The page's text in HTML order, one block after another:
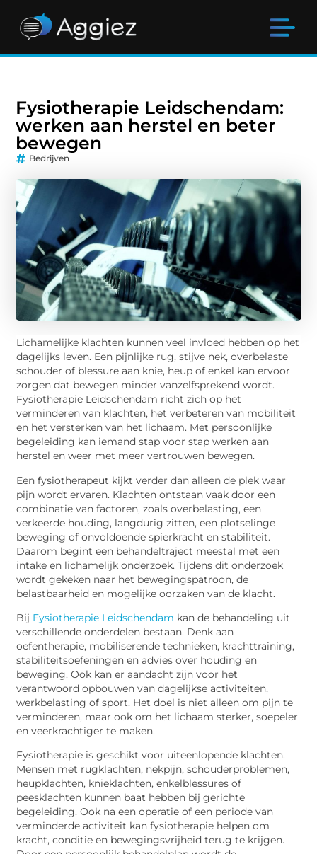
Fysiotherapie Leidschendam:
werken aan herstel en beter
bewegen
Bedrijven
Lichamelijke klachten kunnen veel invloed hebben op het
dagelijks leven. Een pijnlijke rug, stijve nek, overbelaste
schouder of blessure aan knie, heup of enkel kan ervoor
zorgen dat bewegen minder vanzelfsprekend wordt.
Fysiotherapie Leidschendam richt zich op het
verminderen van klachten, het verbeteren van mobiliteit
en het versterken van het lichaam. Met persoonlijke
begeleiding kan iemand stap voor stap werken aan
herstel en weer met meer vertrouwen bewegen.
Een fysiotherapeut kijkt verder dan alleen de plek waar
pijn wordt ervaren. Klachten ontstaan vaak door een
combinatie van factoren, zoals overbelasting, een
verkeerde houding, langdurig zitten, een plotselinge
beweging of onvoldoende spierkracht en stabiliteit.
Daarom begint een behandeltraject meestal met een
intake en lichamelijk onderzoek. Tijdens dit onderzoek
wordt gekeken naar het bewegingspatroon, de
belastbaarheid en mogelijke oorzaken van de klacht.
Bij Fysiotherapie Leidschendam kan de behandeling uit
verschillende onderdelen bestaan. Denk aan
oefentherapie, mobiliserende technieken, krachttraining,
stabiliteitsoefeningen en advies over houding en
beweging. Ook kan er aandacht zijn voor het
verantwoord opbouwen van dagelijkse activiteiten,
werkbelasting of sport. Het doel is niet alleen om pijn te
verminderen, maar ook om het lichaam sterker, soepeler
en veerkrachtiger te maken.
Fysiotherapie is geschikt voor uiteenlopende klachten.
Mensen met rugklachten, nekpijn, schouderproblemen,
heupklachten, knieklachten, enkelblessures of
peesklachten kunnen baat hebben bij gerichte
begeleiding. Ook na een operatie of een periode van
verminderde activiteit kan fysiotherapie helpen om
kracht, conditie en bewegingsvrijheid terug te krijgen.